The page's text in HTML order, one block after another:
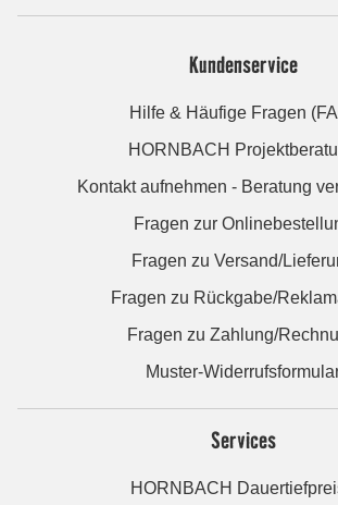
Kundenservice
Hilfe & Häufige Fragen
HORNBACH
Kontakt aufnehmen - Beratung
Fragen zur
Fragen zu Versand/
Fragen zu Rückgabe/
Fragen zu Zahlung/
Muster-
Services
HORNBACH